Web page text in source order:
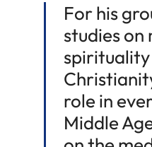
For his
studies on
role in
Middle